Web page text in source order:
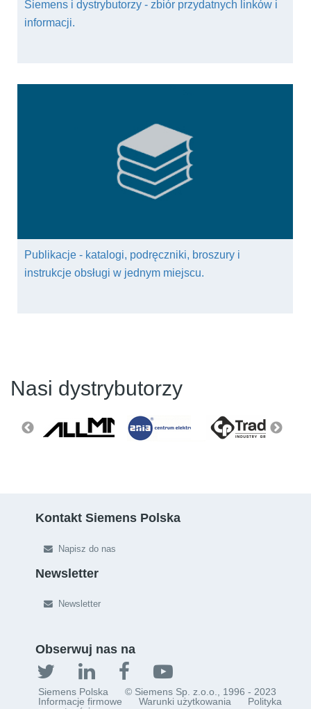
Siemens i dystrybutorzy - zbiór przydatnych linków i
informacji.
Publikacje - katalogi, podręczniki, broszury i
instrukcje obsługi w jednym miejscu.
Nasi dystrybutorzy
Kontakt Siemens Polska
Napisz do nas
Newsletter
Newsletter
Obserwuj nas na
Siemens Polska
© Siemens Sp. z.o.o., 1996 - 2023
Informacje firmowe
Warunki użytkowania
Polityka